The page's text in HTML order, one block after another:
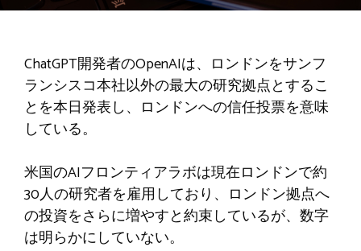
ChatGPT開発者のOpenAIは、ロンドンをサンフ
ランシスコ本社以外の最大の研究拠点とするこ
とを本日発表し、ロンドンへの信任投票を意味
している。
米国のAIフロンティアラボは現在ロンドンで約
30人の研究者を雇用しており、ロンドン拠点へ
の投資をさらに増やすと約束しているが、数字
は明らかにしていない。